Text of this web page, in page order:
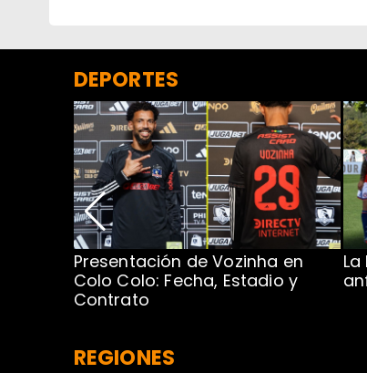
DEPORTES
Presentación de Vozinha en
Colo Colo: Fecha, Estadio y
Contrato
REGIONES